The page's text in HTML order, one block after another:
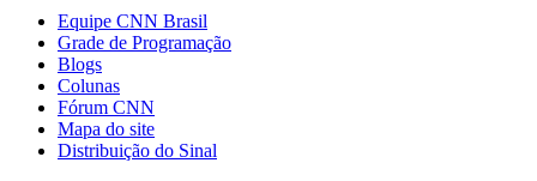
Equipe CNN Brasil
Grade de Programação
Blogs
Colunas
Fórum CNN
Mapa do site
Distribuição do Sinal